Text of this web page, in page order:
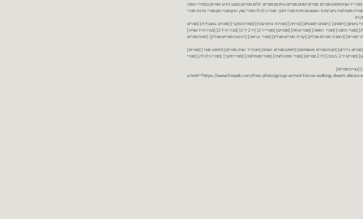
ספרים יד שניה ספרים משומשים ספרים חדשים ספרים יד 2 מכירת ספרים יד שניה ספרי יד שניהחיפוש ספרים ספרים ישנים ספרים עתיקים ספרים זולים ספרים במצב חדש ספרים במחירי רצפה
במבצע ספרים יד 2 ברמת גן ספרים יד 2 ביבנה יד 2 ספרים ספרי פסיכולוגיה ספריה סוציולוגיה ביוגרפיות ו אוטוביוגרפיות ספרי חינוך ספרי כלכלה ספרי שוק ההון ספרי עיון ספרי פרוזה ספרי
ביטחון] [רומנים] [רומנים רומנטיים] [פרוזה] [ספרות מתורגמת] [ספרות מקור] [ספרים באנגלית] [ספרים
חדשים מהחנות] [ספרים מומלצים] [ספרי בישול] [ספרי עידן חדש] [ספרי עסקים] [ספרי מורשת] [מחזות] [ספרי שירה] [ספרי בריאות] [ספרי תזונה] [ספרי רפואה] [ספרי מתח] [ספרים] [ספרי יד 2[ [יד 2 יד 2[ [מכירת יד 2[ [מכירת יד שנייה]
יד 2[ [ספר] [ספרים יד 2[ [הזמנת ספרים] [יד 2 ספרים] [ספרים בזול] [אתר ספרים] [הזמנת ספרים אונליין] [קניית ספרים אונליין] [ספרי קריאה] [רכישת ספרים אונליין] [חנות ספרים
נדירים] [חנות ספרים משומשים] [חיפוש ספרים ישנים] [חנות יד שניה ספרים] [חיפוש ספר] [ספרים]
[חנות ספרים זולים] [ספרים חדשים] [ספרים במחירי רצפה] [ספרים במשלוח חינם] [ספרים במשלוח עד הבית] [ספרים יד 2 ברמת גן] [ספרים יד 2 ביבנה] [יד 2 ספרים] [ספרי פסיכולוגיה] [ספרי סוציולוגיה] [ספרי חינוך] [ספרי כלכלה] [ספרי
[קניית ספרים]
<a href="https://www.freepik.com/free-photo/group-armed-forces-walking-desert-